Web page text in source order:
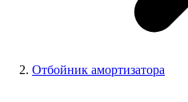
Отбойник амортизатора